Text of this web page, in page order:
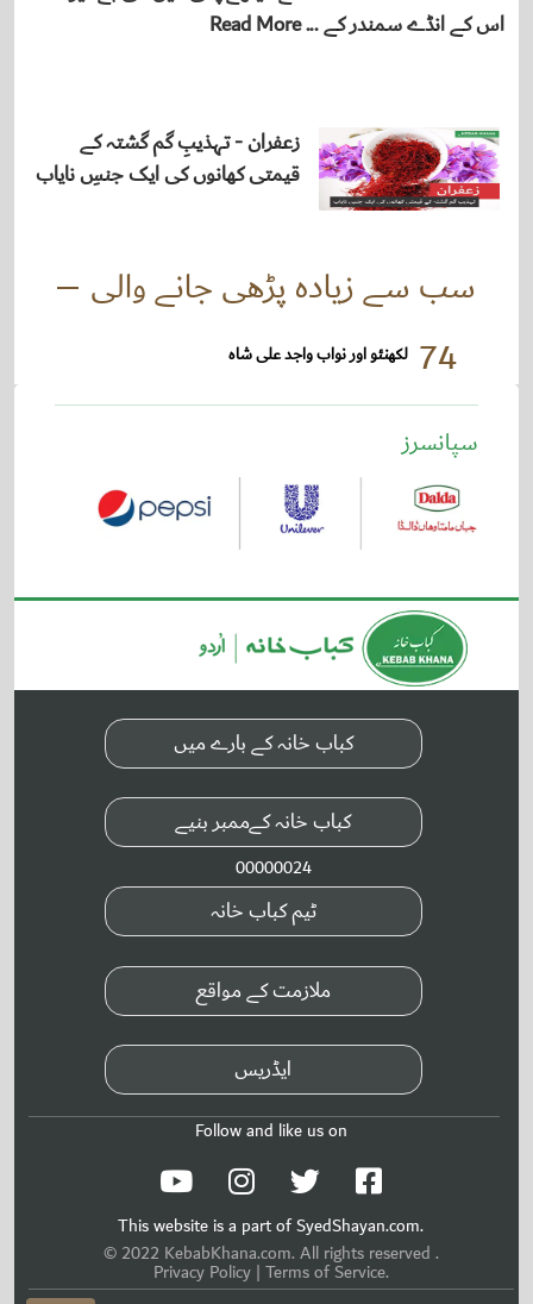
اس کے انڈے سمندر کے ... Read More
زعفران - تہذیبِ گم گشتہ کے
قیمتی کھانوں کی ایک جنسِ نایاب
سب سے زیادہ پڑھی جانے والی
74 لکھنئو اور نواب واجد علی شاہ
سپانسرز
کباب خانہ کے بارے میں
کباب خانہ کےممبر بنیے
00000024
ٹیم کباب خانہ
ملازمت کے مواقع
ایڈریس
Follow and like us on
This website is a part ofSyedShayan.com.
© 2022 KebabKhana.com. All rights reserved .
Privacy Policy | Terms of Service.